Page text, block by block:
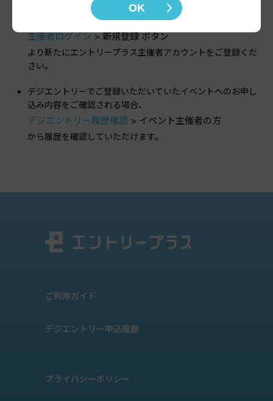
ことができません。
大変お手数ですが
主催者ログイン > 新規登録 ボタン
より新たにエントリープラス主催者アカウントをご登録くだ
さい。
デジエントリーでご登録いただいていたイベントへのお申し
込み内容をご確認される場合、
デジエントリー履歴確認 > イベント主催者の方
から履歴を確認していただけます。
ご利用ガイド
デジエントリー申込履歴
プライバシーポリシー
OK